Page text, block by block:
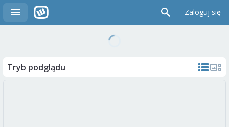
Zaloguj się
Tryb podglądu